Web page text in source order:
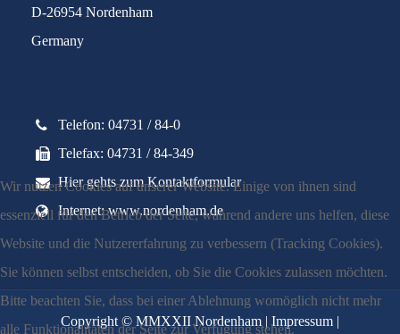
D-26954 Nordenham
Germany
Telefon: 04731 / 84-0
Telefax: 04731 / 84-349
Hier gehts zum Kontaktformular
Internet: www.nordenham.de
Copyright © MMXXII Nordenham |Impressum |
Wir nutzen Cookies auf unserer Website. Einige von ihnen sind
essenziell für den Betrieb der Seite, während andere uns helfen, diese
Website und die Nutzererfahrung zu verbessern (Tracking Cookies).
Sie können selbst entscheiden, ob Sie die Cookies zulassen möchten.
Bitte beachten Sie, dass bei einer Ablehnung womöglich nicht mehr
alle Funktionalitäten der Seite zur Verfügung stehen.